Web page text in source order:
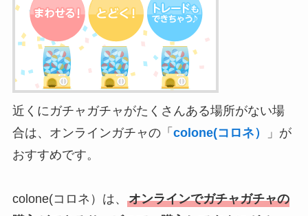
近くにガチャガチャがたくさんある場所がない場
合は、オンラインガチャの「 colone(コロネ）
」が
おすすめです。
colone(コロネ）は、 オンラインでガチャガチャの